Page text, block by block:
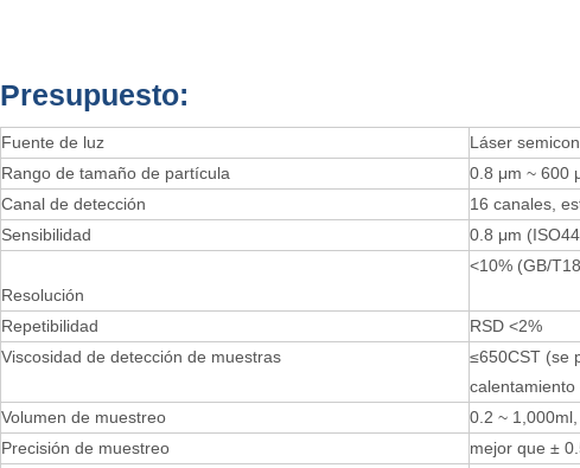
Presupuesto:
Fuente de luz
Láser
Rango de tamaño de partícula
0.8 μm ~ 600
Canal de detección
16 canales,
Sensibilidad
0.8 μm
Resolución
<10% (GB/
Repetibilidad
RSD <2%
Viscosidad de detección de muestras
≤650CST (se
calentamiento
Volumen de muestreo
0.2 ~
Precisión de muestreo
mejor que ±